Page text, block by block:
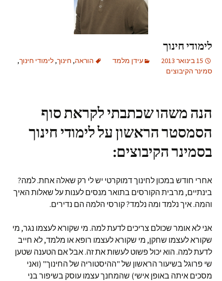
לימודי חינוך
15 בינואר 2013 עידן מלמד הוראה, חינוך, לימודי חינוך,
סמינר הקיבוצים
הנה משהו שכתבתי לקראת סוף
הסמסטר הראשון על לימודי חינוך
בסמינר הקיבוצים:
אחרי חודש במכון לחינוך דמוקרטי יש לי רק שאלה אחת. למה?
בינתיים, מרבית הקורסים בתואר מנסים לענות על שאלות האיך
והמה. איך נלמד ומה נלמד? קורסי הלמה הם נדירים.
אני לא אומר שכולם צריכים לדעת למה. מי שקורא לעצמו נגר, מי
שקורא לעצמו שחקן, מי שקורא לעצמו רופא או מלמד, לא חייב
לדעת למה. הוא יכול פשוט לעשות את זה. אבל אם הטענה שטען
שי פרוגל בשיעור הראשון של "ההיסטוריה של החינוך" (ואני
מסכים איתה באופן אישי) שהמחנך עצמו עוסק בשיפור בני